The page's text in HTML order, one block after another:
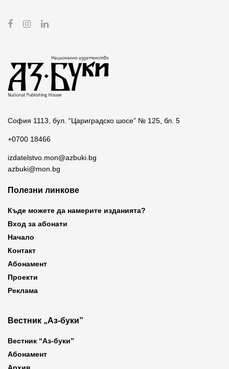
София 1113, бул. “Цариградско шосе” № 125, бл. 5
+0700 18466
izdatelstvo.mon@azbuki.bg
azbuki@mon.bg
Полезни линкове
Къде можете да намерите изданията?
Вход за абонати
Начало
Контакт
Абонамент
Проекти
Реклама
Вестник „Аз-буки”
Вестник “Аз-буки”
Абонамент